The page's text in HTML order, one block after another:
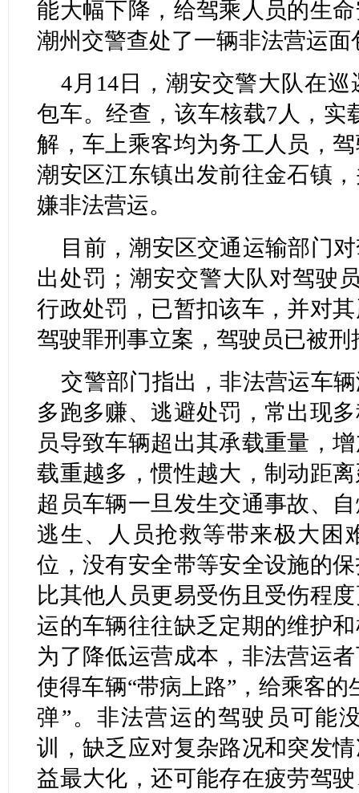
能大幅下降，给驾乘人员的生
潮州交警查处了一辆非法营运面
4月14日，潮安交警大队在
包车。经查，该车核载7人，实
解，车上乘客均为务工人员，
潮安区江东镇出发前往金石镇
嫌非法营运。
目前，潮安区交通运输部门
出处罚；潮安交警大队对驾驶
行政处罚，已暂扣该车，并对
驾驶罪刑事立案，驾驶员已被
交警部门指出，非法营运车
多跑多赚、逃避处罚，常出现
员导致车辆超出其承载重量，
载重越多，惯性越大，制动距
超员车辆一旦发生交通事故、
逃生、人员抢救等带来极大困
位，没有安全带等安全设施的
比其他人员更易受伤且受伤程
运的车辆往往缺乏定期的维护
为了降低运营成本，非法营运
使得车辆“带病上路”，给乘客
弹”。非法营运的驾驶员可能
训，缺乏应对复杂路况和突发
益最大化，还可能存在疲劳驾